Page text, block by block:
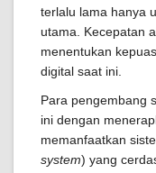
terlalu lama hanya
utama. Kecepatan
menentukan
digital saat ini.
Para pengembang
ini dengan
memanfaatkan
system) yang